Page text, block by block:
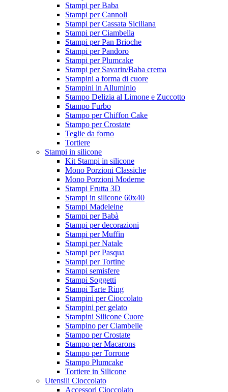
Stampi per Baba
Stampi per Cannoli
Stampi per Cassata Siciliana
Stampi per Ciambella
Stampi per Pan Brioche
Stampi per Pandoro
Stampi per Plumcake
Stampi per Savarin/Baba crema
Stampini a forma di cuore
Stampini in Alluminio
Stampo Delizia al Limone e Zuccotto
Stampo Furbo
Stampo per Chiffon Cake
Stampo per Crostate
Teglie da forno
Tortiere
Stampi in silicone
Kit Stampi in silicone
Mono Porzioni Classiche
Mono Porzioni Moderne
Stampi Frutta 3D
Stampi in silicone 60x40
Stampi Madeleine
Stampi per Babà
Stampi per decorazioni
Stampi per Muffin
Stampi per Natale
Stampi per Pasqua
Stampi per Tortine
Stampi semisfere
Stampi Soggetti
Stampi Tarte Ring
Stampini per Cioccolato
Stampini per gelato
Stampini Silicone Cuore
Stampino per Ciambelle
Stampo per Crostate
Stampo per Macarons
Stampo per Torrone
Stampo Plumcake
Tortiere in Silicone
Utensili Cioccolato
Accessori Cioccolato